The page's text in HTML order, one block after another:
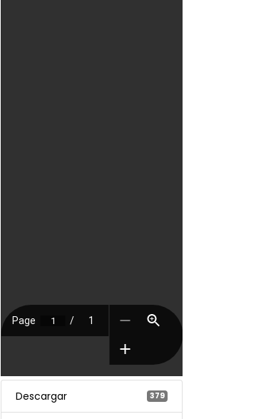
Descargar 379